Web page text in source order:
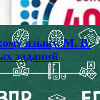
языку. М. В.
заданий